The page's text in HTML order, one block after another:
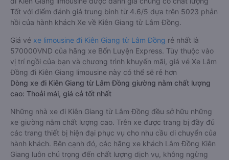
Tốt với điểm đánh giá trung bình từ 4.6/5 dựa trên 5023 phản
hồi của hành khách Xe về Kiên Giang từ Lâm Đồng.
Giá vé xe limousine đi Kiên Giang từ Lâm Đồng rẻ nhất là
570000VND của hãng xe Bốn Luyện Express. Tùy thuộc vào
vị trí ngồi của bạn và chương trình khuyến mãi, giá vé Xe Lâm
Đồng đi Kiên Giang limousine này có thể sẽ rẻ hơn
Dòng xe đi Kiên Giang từ Lâm Đồng giường nằm chất lượng
cao: Thoải mái, giá cả tốt nhất
Những nhà xe đi Kiên Giang từ Lâm Đồng đều sở hữu những
xe giường nằm chất lượng cao. Trên xe được trang bị đầy đủ
các trang thiết bị hiện đại phục vụ cho nhu cầu di chuyển của
hành khách. Bên cạnh đó, các hãng xe khách Lâm Đồng Kiên
Giang luôn chú trọng đến chất lượng dịch vụ, không ngừng